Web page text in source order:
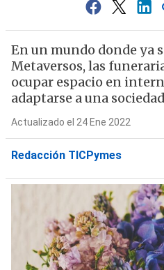
En un mundo donde ya
Metaversos, las
ocupar espacio en
adaptarse a una
Actualizado el 24 Ene 2022
Redacción TICPymes